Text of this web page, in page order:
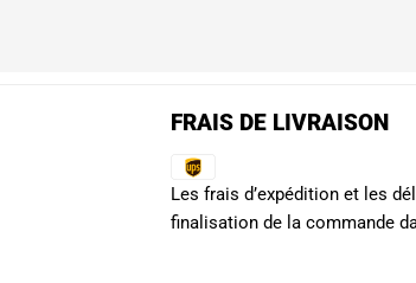
FRAIS DE LIVRAISON
Les frais d’expédition et les
finalisation de la commande